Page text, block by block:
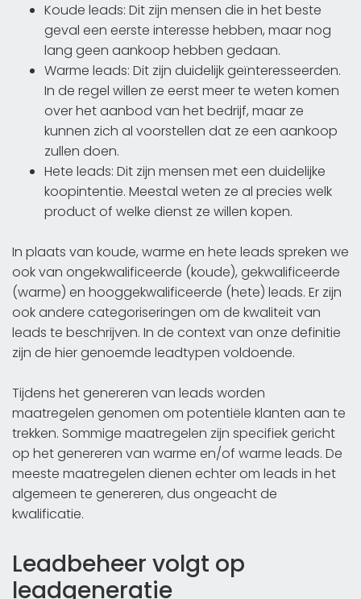
Koude leads: Dit zijn mensen die in het beste
geval een eerste interesse hebben, maar nog
lang geen aankoop hebben gedaan.
Warme leads: Dit zijn duidelijk geïnteresseerden.
In de regel willen ze eerst meer te weten komen
over het aanbod van het bedrijf, maar ze
kunnen zich al voorstellen dat ze een aankoop
zullen doen.
Hete leads: Dit zijn mensen met een duidelijke
koopintentie. Meestal weten ze al precies welk
product of welke dienst ze willen kopen.
In plaats van koude, warme en hete leads spreken we
ook van ongekwalificeerde (koude), gekwalificeerde
(warme) en hooggekwalificeerde (hete) leads. Er zijn
ook andere categoriseringen om de kwaliteit van
leads te beschrijven. In de context van onze definitie
zijn de hier genoemde leadtypen voldoende.
Tijdens het genereren van leads worden
maatregelen genomen om potentiële klanten aan te
trekken. Sommige maatregelen zijn specifiek gericht
op het genereren van warme en/of warme leads. De
meeste maatregelen dienen echter om leads in het
algemeen te genereren, dus ongeacht de
kwalificatie.
Leadbeheer volgt op
leadgeneratie